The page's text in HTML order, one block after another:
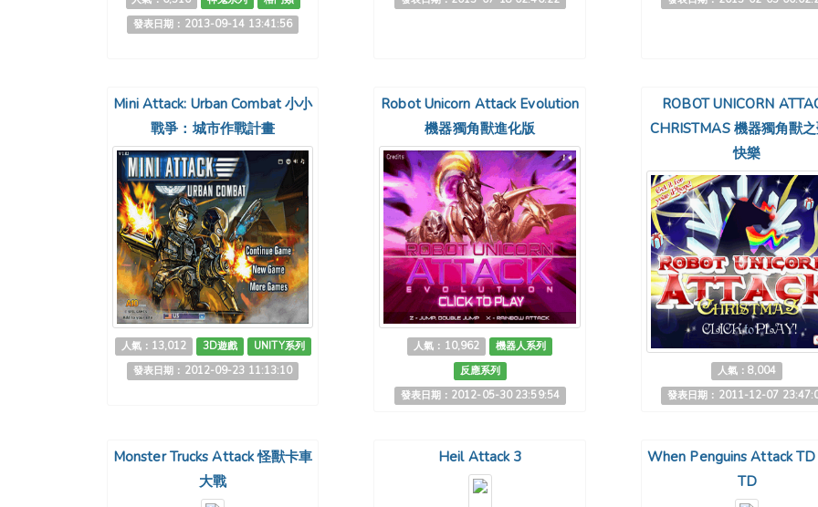
發表日期：2013-09-14 13:41:56
Mini Attack: Urban Combat 小小
戰爭：城市作戰計畫
人氣：13,012 3D遊戲
UNITY系列
發表日期：2012-09-23 11:13:10
Robot Unicorn Attack Evolution
機器獨角獸進化版
人氣：10,962
機器人系列
反應系列
發表日期：2012-05-30 23:59:54
ROBOT UNICORN
CHRISTMAS 機器獨角獸
快樂
人氣：8,004
發表日期：2011-12-07
Monster Trucks Attack 怪獸卡車
大戰
Heil Attack 3
When Penguins Attack TD
TD